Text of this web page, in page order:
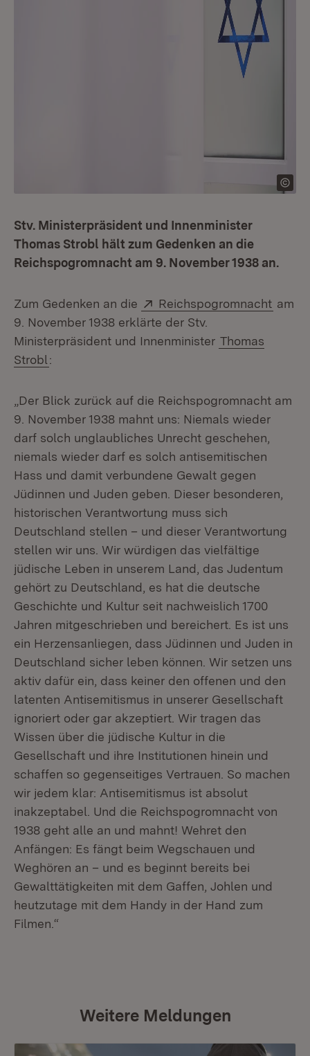
Stv. Ministerpräsident und Innenminister
Thomas Strobl hält zum Gedenken an die
Reichspogromnacht am 9. November 1938 an.
Zum Gedenken an die Extern:
Reichspogromnacht am
9. November 1938 erklärte der Stv.
Ministerpräsident und Innenminister Thomas
Strobl :
„Der Blick zurück auf die Reichspogromnacht am
9. November 1938 mahnt uns: Niemals wieder
darf solch unglaubliches Unrecht geschehen,
niemals wieder darf es solch antisemitischen
Hass und damit verbundene Gewalt gegen
Jüdinnen und Juden geben. Dieser besonderen,
historischen Verantwortung muss sich
Deutschland stellen – und dieser Verantwortung
stellen wir uns. Wir würdigen das vielfältige
jüdische Leben in unserem Land, das Judentum
gehört zu Deutschland, es hat die deutsche
Geschichte und Kultur seit nachweislich 1700
Jahren mitgeschrieben und bereichert. Es ist uns
ein Herzensanliegen, dass Jüdinnen und Juden in
Deutschland sicher leben können. Wir setzen uns
aktiv dafür ein, dass keiner den offenen und den
latenten Antisemitismus in unserer Gesellschaft
ignoriert oder gar akzeptiert. Wir tragen das
Wissen über die jüdische Kultur in die
Gesellschaft und ihre Institutionen hinein und
schaffen so gegenseitiges Vertrauen. So machen
wir jedem klar: Antisemitismus ist absolut
inakzeptabel. Und die Reichspogromnacht von
1938 geht alle an und mahnt! Wehret den
Anfängen: Es fängt beim Wegschauen und
Weghören an – und es beginnt bereits bei
Gewalttätigkeiten mit dem Gaffen, Johlen und
heutzutage mit dem Handy in der Hand zum
Filmen.“
Weitere Meldungen